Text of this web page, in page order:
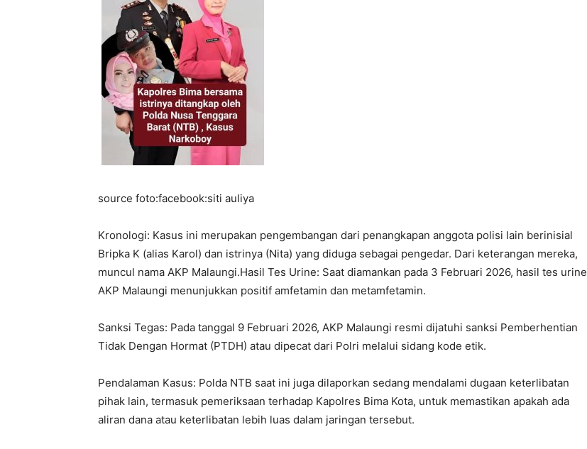
source foto:facebook:siti auliya
Kronologi: Kasus ini merupakan pengembangan dari penangkapan anggota polisi lain berinisial
Bripka K (alias Karol) dan istrinya (Nita) yang diduga sebagai pengedar. Dari keterangan mereka,
muncul nama AKP Malaungi.Hasil Tes Urine: Saat diamankan pada 3 Februari 2026, hasil tes urine
AKP Malaungi menunjukkan positif amfetamin dan metamfetamin.
Sanksi Tegas: Pada tanggal 9 Februari 2026, AKP Malaungi resmi dijatuhi sanksi Pemberhentian
Tidak Dengan Hormat (PTDH) atau dipecat dari Polri melalui sidang kode etik.
Pendalaman Kasus: Polda NTB saat ini juga dilaporkan sedang mendalami dugaan keterlibatan
pihak lain, termasuk pemeriksaan terhadap Kapolres Bima Kota, untuk memastikan apakah ada
aliran dana atau keterlibatan lebih luas dalam jaringan tersebut.